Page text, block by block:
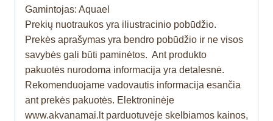
Gamintojas: Aquael
Prekių nuotraukos yra iliustracinio pobūdžio.
Prekės aprašymas yra bendro pobūdžio ir ne visos
savybės gali būti paminėtos. Ant produkto
pakuotės nurodoma informacija yra detalesnė.
Rekomenduojame vadovautis informacija esančia
ant prekės pakuotės. Elektroninėje
www.akvanamai.lt parduotuvėje skelbiamos kainos,